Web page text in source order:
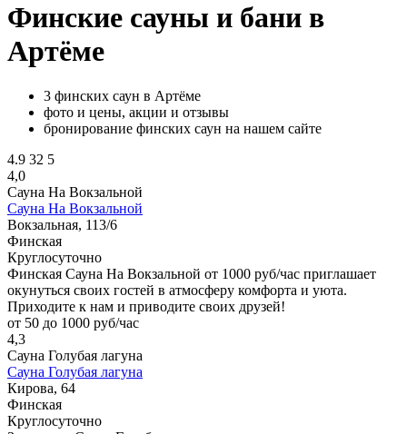
Финские сауны и бани в
Артёме
3 финских саун в Артёме
фото и цены, акции и отзывы
бронирование финских саун на нашем сайте
4.9 32 5
4,0
Сауна На Вокзальной
Сауна На Вокзальной
Вокзальная, 113/6
Финская
Круглосуточно
Финская Сауна На Вокзальной от 1000 руб/час приглашает
окунуться своих гостей в атмосферу комфорта и уюта.
Приходите к нам и приводите своих друзей!
от 50 до 1000 руб/час
4,3
Сауна Голубая лагуна
Сауна Голубая лагуна
Кирова, 64
Финская
Круглосуточно